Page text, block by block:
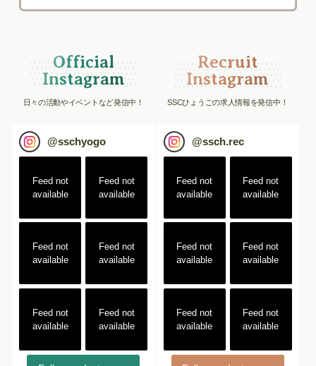
Official
Instagram
日々の活動やイベントなど発信中！
@sschyogo
Feed not
available
Feed not
available
Feed not
available
Feed not
available
Feed not
available
Feed not
available
Recruit
Instagram
SSCひょうごの求人情報を発信中！
@ssch.rec
Feed not
available
Feed not
available
Feed not
available
Feed not
available
Feed not
available
Feed not
available